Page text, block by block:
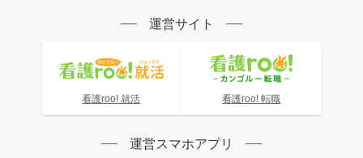
運営サイト
看護roo! 就活 看護roo! 転職
運営スマホアプリ